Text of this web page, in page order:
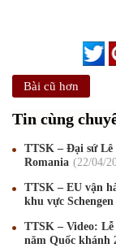
Bài cũ hơn
Tin cùng
TTSK – Đại sứ
Romania
22/04/
TTSK – EU vận
khu vực Schengen
TTSK – Video:
năm Quốc khánh